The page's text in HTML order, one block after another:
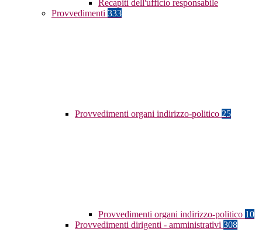
Recapiti dell'ufficio responsabile
Provvedimenti 333
Provvedimenti organi indirizzo-politico 25
Provvedimenti organi indirizzo-politico 10
Provvedimenti dirigenti - amministrativi 308